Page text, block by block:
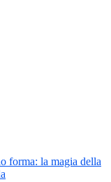
forma: la magia della